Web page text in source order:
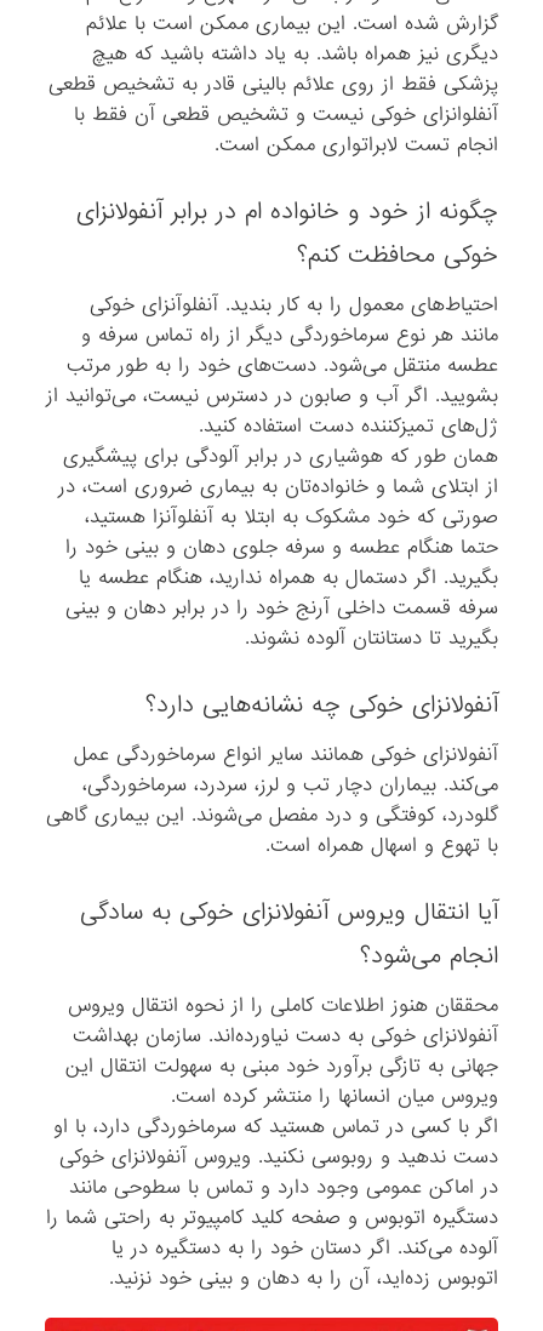
گزارش شده است. این بیماری ممکن است با علائم
دیگری نیز همراه باشد. به یاد داشته باشید که هیچ
پزشکی فقط از روی علائم بالینی قادر به تشخیص قطعی
آنفلوانزای خوکی نیست و تشخیص قطعی آن فقط با
انجام تست لابراتواری ممکن است.
چگونه از خود و خانواده ام در برابر آنفولانزای
خوکی محافظت کنم؟
احتیاط‌های معمول را به کار بندید. آنفلوآنزای خوکی
مانند هر نوع سرماخوردگی دیگر از راه تماس سرفه و
عطسه منتقل می‌شود. دست‌های خود را به طور مرتب
بشویید. اگر آب و صابون در دسترس نیست، می‌توانید از
ژل‌های تمیزکننده دست استفاده کنید.
همان طور که هوشیاری در برابر آلودگی برای پیشگیری
از ابتلای شما و خانواده‌تان به بیماری ضروری است، در
صورتی که خود مشکوک به ابتلا به آنفلوآنزا هستید،
حتما هنگام عطسه و سرفه جلوی دهان و بینی خود را
بگیرید. اگر دستمال به همراه ندارید، هنگام عطسه یا
سرفه قسمت داخلی آرنج خود را در برابر دهان و بینی
بگیرید تا دستانتان آلوده نشوند.
آنفولانزای خوکی چه نشانه‌هایی دارد؟
آنفولانزای خوکی همانند سایر انواع سرماخوردگی عمل
می‌کند. بیماران دچار تب و لرز، سردرد، سرماخوردگی،
گلودرد، کوفتگی و درد مفصل می‌شوند. این بیماری گاهی
با تهوع و اسهال همراه است.
آیا انتقال ویروس آنفولانزای خوکی به سادگی
انجام می‌شود؟
محققان هنوز اطلاعات کاملی را از نحوه انتقال ویروس
آنفولانزای خوکی به دست نیاورده‌اند. سازمان بهداشت
جهانی به تازگی برآورد خود مبنی به سهولت انتقال این
ویروس میان انسانها را منتشر کرده است.
اگر با کسی در تماس هستید که سرماخوردگی دارد، با او
دست ندهید و روبوسی نکنید. ویروس آنفولانزای خوکی
در اماکن عمومی وجود دارد و تماس با سطوحی مانند
دستگیره اتوبوس و صفحه کلید کامپیوتر به راحتی شما را
آلوده می‌کند. اگر دستان خود را به دستگیره در یا
اتوبوس زده‌اید، آن را به دهان و بینی خود نزنید.